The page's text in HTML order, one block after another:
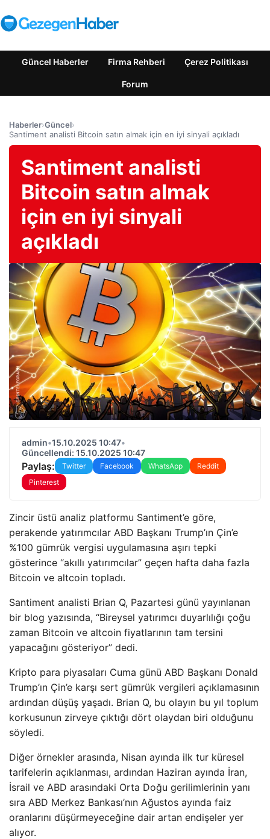
Güncel Haberler Firma Rehberi Çerez Politikası
Forum
Haberler›Güncel›
Santiment analisti Bitcoin satın almak için en iyi sinyali açıkladı
Santiment analisti
Bitcoin satın almak
için en iyi sinyali
açıkladı
admin•15.10.2025 10:47•
Güncellendi: 15.10.2025 10:47
Paylaş: Twitter Facebook WhatsApp
Reddit
Pinterest
Zincir üstü analiz platformu Santiment’e göre,
perakende yatırımcılar ABD Başkanı Trump’ın Çin’e
%100 gümrük vergisi uygulamasına aşırı tepki
gösterince “akıllı yatırımcılar” geçen hafta daha fazla
Bitcoin ve altcoin topladı.
Santiment analisti Brian Q, Pazartesi günü yayınlanan
bir blog yazısında, “Bireysel yatırımcı duyarlılığı çoğu
zaman Bitcoin ve altcoin fiyatlarının tam tersini
yapacağını gösteriyor” dedi.
Kripto para piyasaları Cuma günü ABD Başkanı Donald
Trump’ın Çin’e karşı sert gümrük vergileri açıklamasının
ardından düşüş yaşadı. Brian Q, bu olayın bu yıl toplum
korkusunun zirveye çıktığı dört olaydan biri olduğunu
söyledi.
Diğer örnekler arasında, Nisan ayında ilk tur küresel
tarifelerin açıklanması, ardından Haziran ayında İran,
İsrail ve ABD arasındaki Orta Doğu gerilimlerinin yanı
sıra ABD Merkez Bankası’nın Ağustos ayında faiz
oranlarını düşürmeyeceğine dair artan endişeler yer
alıyor.